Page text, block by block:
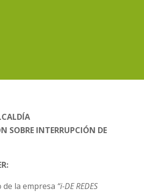
SOBRE INTERRUPCIÓN DE
de la empresa “i-DE REDES